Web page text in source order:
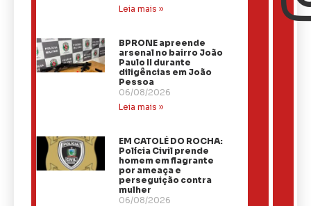
Leia mais »
BPRONE apreende
arsenal no bairro João
Paulo II durante
diligências em João
Pessoa
06/08/2026
Leia mais »
EM CATOLÉ DO ROCHA:
Polícia Civil prende
homem em flagrante
por ameaça e
perseguição contra
mulher
06/08/2026